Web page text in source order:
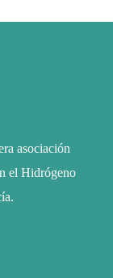
asociación
el Hidrógeno